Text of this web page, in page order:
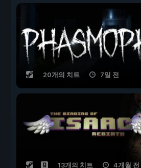
20개의 치트 7일 전
13개의 치트 4개월 전